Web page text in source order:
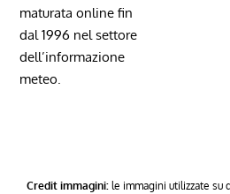
maturata online fin
dal 1996 nel settore
dell’informazione
meteo.
Credit immagini: le immagini utilizzate su